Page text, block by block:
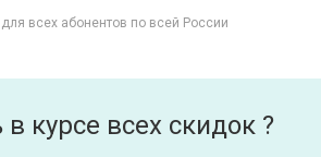
всех абонентов по всей России
курсе всех скидок ?